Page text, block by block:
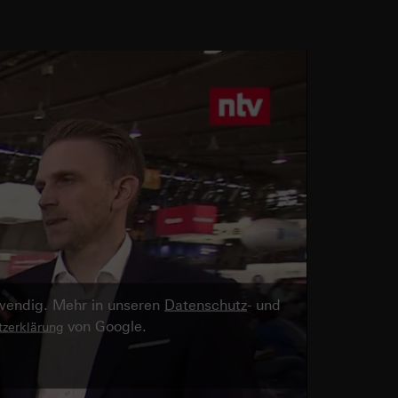
Mehr in unseren Datenschutz- und
von Google.